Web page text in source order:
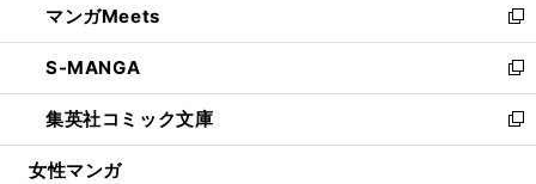
く
で
開
く
ド
ウ
で
開
く
ィ
ン
ド
ウ
で
開
い
ウ
ィ
ン
ド
ウ
マンガMeets
新
し
い
ウ
ィ
ン
S-MANGA
新
し
い
ウ
集英社コミック文庫
新
し
女性マンガ